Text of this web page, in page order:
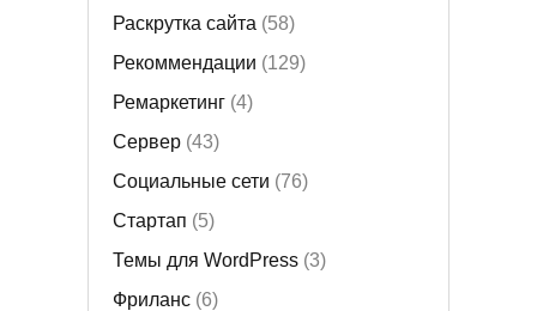
Раскрутка сайта (58)
Рекоммендации (129)
Ремаркетинг(4)
Сервер(43)
Социальные сети (76)
Стартап (5)
Темы для WordPress(3)
Фриланс(6)